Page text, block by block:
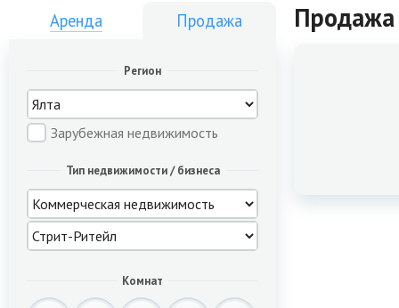
Аренда Продажа
Регион
Зарубежная недвижимость
Тип недвижимости / бизнеса
Комнат
Продажа